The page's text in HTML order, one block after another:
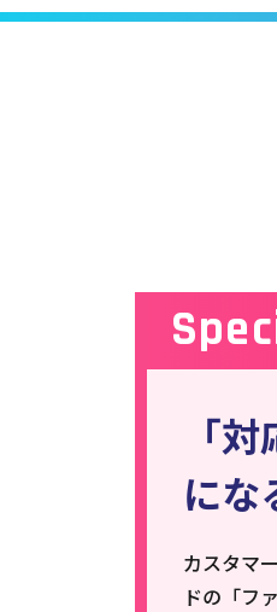
「
にな
カスタマ
ドの「フ